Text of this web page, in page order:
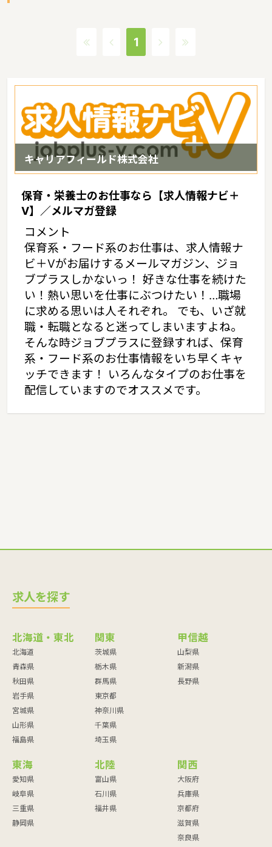
1
キャリアフィールド株式会社
保育・栄養士のお仕事なら【求人情報ナビ＋
V】／メルマガ登録
コメント
保育系・フード系のお仕事は、求人情報ナ
ビ＋Vがお届けするメールマガジン、ジョ
ブプラスしかないっ！ 好きな仕事を続けた
い！熱い思いを仕事にぶつけたい！…職場
に求める思いは人それぞれ。 でも、いざ就
職・転職となると迷ってしまいますよね。
そんな時ジョブプラスに登録すれば、保育
系・フード系のお仕事情報をいち早くキャ
ッチできます！ いろんなタイプのお仕事を
配信していますのでオススメです。
求人を探す
北海道・東北
北海道
青森県
秋田県
岩手県
宮城県
山形県
福島県
関東
茨城県
栃木県
群馬県
東京都
神奈川県
千葉県
埼玉県
甲信越
山梨県
新潟県
長野県
東海
愛知県
岐阜県
三重県
静岡県
北陸
富山県
石川県
福井県
関西
大阪府
兵庫県
京都府
滋賀県
奈良県